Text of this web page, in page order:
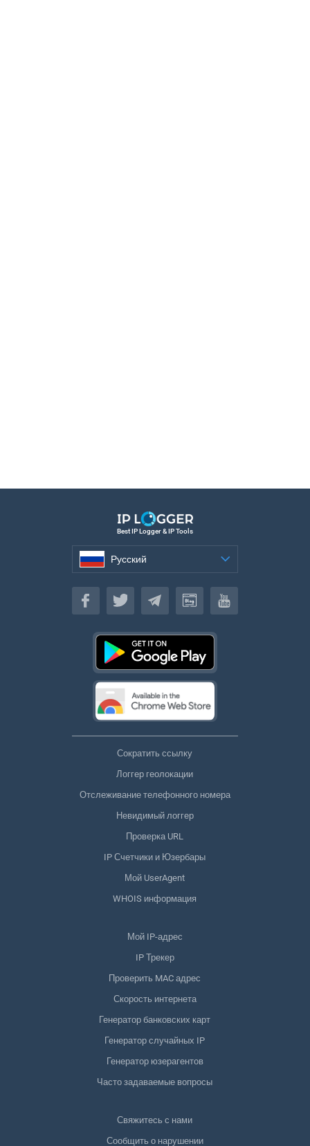
Best IP Logger & IP Tools
Русский
Русский
Сократить ссылку
Логгер геолокации
Отслеживание телефонного номера
Невидимый логгер
Проверка URL
IP Счетчики и Юзербары
Мой UserAgent
WHOIS информация
Мой IP-адрес
IP Трекер
Проверить MAC адрес
Скорость интернета
Генератор банковских карт
Генератор случайных IP
Генератор юзерагентов
Часто задаваемые вопросы
Свяжитесь с нами
Сообщить о нарушении